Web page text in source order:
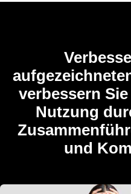
verbessern
Nutzung
und